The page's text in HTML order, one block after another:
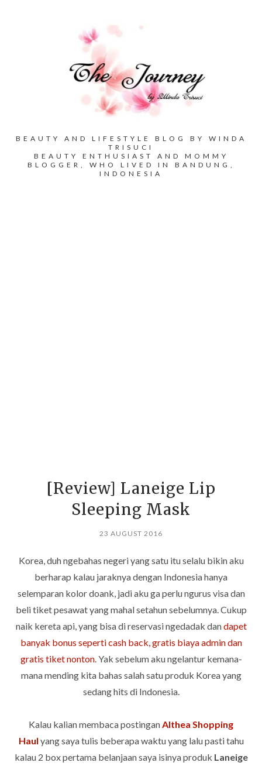
BEAUTY AND LIFESTYLE BLOG BY WINDA
TRISUCI
BEAUTY ENTHUSIAST AND MOMMY
BLOGGER, WHO LIVED IN BANDUNG,
INDONESIA
[Review] Laneige Lip
Sleeping Mask
23 AUGUST 2016
Korea, duh ngebahas negeri yang satu itu selalu bikin aku
berharap kalau jaraknya dengan Indonesia hanya
selemparan kolor doank, jadi aku ga perlu ngurus visa dan
beli tiket pesawat yang mahal setahun sebelumnya. Cukup
naik kereta api, yang bisa di reservasi ngedadak dandapet
banyak bonus seperti cash back, gratis biaya admin dan
gratis tiket nonton. Yak sebelum aku ngelantur kemana-
mana mending kita bahas salah satu produk Korea yang
sedang hits di Indonesia.
Kalau kalian membaca postinganAlthea Shopping
Haul yang saya tulis beberapa waktu yang lalu pasti tahu
kalau 2 box pertama belanjaan saya isinya produk Laneige